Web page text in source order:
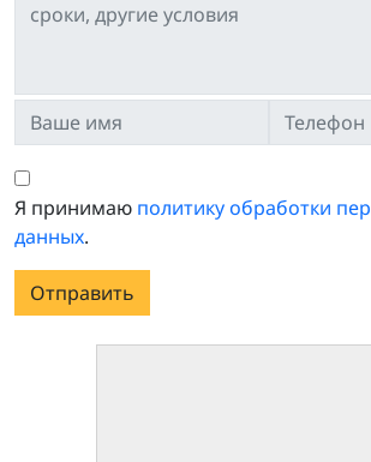
Я принимаю политику обработки
данных.
Отправить